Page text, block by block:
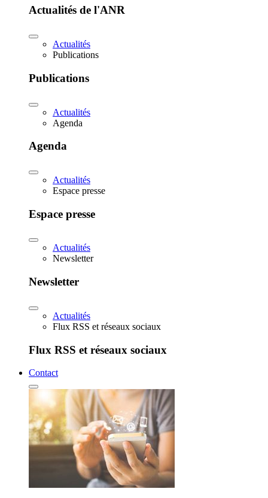
Actualités de l'ANR
Actualités
Publications
Publications
Actualités
Agenda
Agenda
Actualités
Espace presse
Espace presse
Actualités
Newsletter
Newsletter
Actualités
Flux RSS et réseaux sociaux
Flux RSS et réseaux sociaux
Contact